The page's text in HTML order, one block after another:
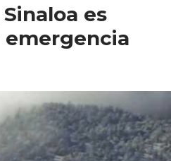
es
emergencia